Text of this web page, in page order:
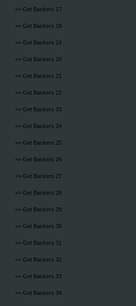
=> Get Backers 17
=> Get Backers 18
=> Get Backers 19
=> Get Backers 20
=> Get Backers 21
=> Get Backers 22
=> Get Backers 23
=> Get Backers 24
=> Get Backers 25
=> Get Backers 26
=> Get Backers 27
=> Get Backers 28
=> Get Backers 29
=> Get Backers 30
=> Get Backers 31
=> Get Backers 32
=> Get Backers 33
=> Get Backers 34